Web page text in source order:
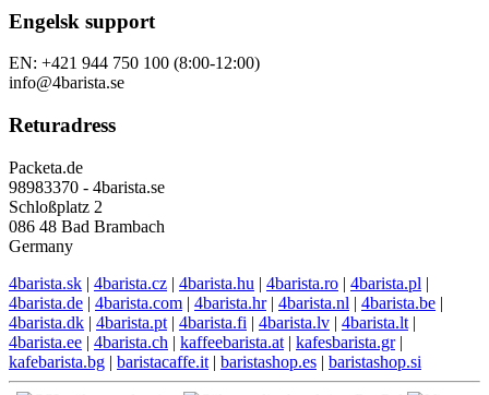
Engelsk support
EN: +421 944 750 100 (8:00-12:00)
info@4barista.se
Returadress
Packeta.de
98983370 - 4barista.se
Schloßplatz 2
086 48 Bad Brambach
Germany
4barista.sk | 4barista.cz | 4barista.hu | 4barista.ro | 4barista.pl |
4barista.de | 4barista.com | 4barista.hr| 4barista.nl | 4barista.be |
4barista.dk | 4barista.pt | 4barista.fi | 4barista.lv | 4barista.lt |
4barista.ee | 4barista.ch | kaffeebarista.at | kafesbarista.gr|
kafebarista.bg | baristacaffe.it | baristashop.es | baristashop.si